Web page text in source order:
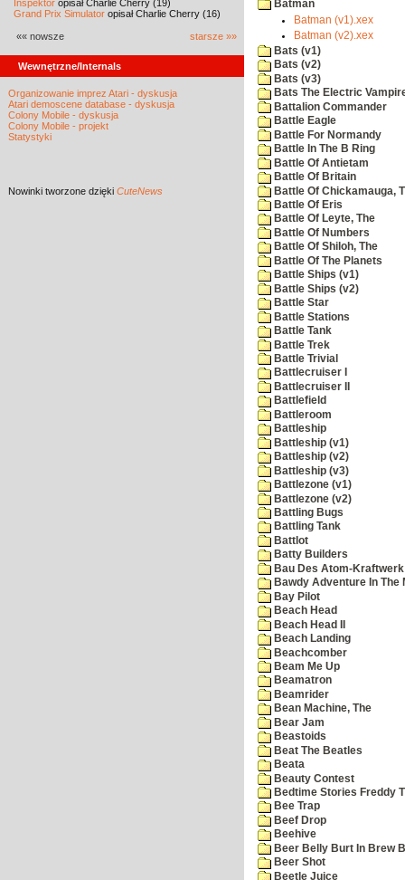
Inspektor opisał Charlie Cherry (19)
Grand Prix Simulator opisał Charlie Cherry (16)
«« nowsze starsze »»
Wewnętrzne/Internals
Organizowanie imprez Atari - dyskusja
Atari demoscene database - dyskusja
Colony Mobile - dyskusja
Colony Mobile - projekt
Statystyki
Nowinki tworzone dzięki CuteNews
Batman
Batman (v1).xex
Batman (v2).xex
Bats (v1)
Bats (v2)
Bats (v3)
Bats The Electric
Battalion Commander
Battle Eagle
Battle For Normandy
Battle In The B Ring
Battle Of Antietam
Battle Of Britain
Battle Of Chickamauga,
Battle Of Eris
Battle Of Leyte, The
Battle Of Numbers
Battle Of Shiloh, The
Battle Of The Planets
Battle Ships (v1)
Battle Ships (v2)
Battle Star
Battle Stations
Battle Tank
Battle Trek
Battle Trivial
Battlecruiser I
Battlecruiser II
Battlefield
Battleroom
Battleship
Battleship (v1)
Battleship (v2)
Battleship (v3)
Battlezone (v1)
Battlezone (v2)
Battling Bugs
Battling Tank
Battlot
Batty Builders
Bau Des Atom-Kraftwerk
Bawdy Adventure In The
Bay Pilot
Beach Head
Beach Head II
Beach Landing
Beachcomber
Beam Me Up
Beamatron
Beamrider
Bean Machine, The
Bear Jam
Beastoids
Beat The Beatles
Beata
Beauty Contest
Bedtime Stories Freddy
Bee Trap
Beef Drop
Beehive
Beer Belly Burt In Brew
Beer Shot
Beetle Juice